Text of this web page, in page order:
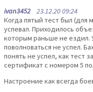
ivan3452 23.12.20 09:24
Когда пятый тест был (для
успевал. Приходилось
которым раньше не ездил.
поволноваться не успел.
понять не успел, как тест
сертификат с номером 5
Настроение как всегда